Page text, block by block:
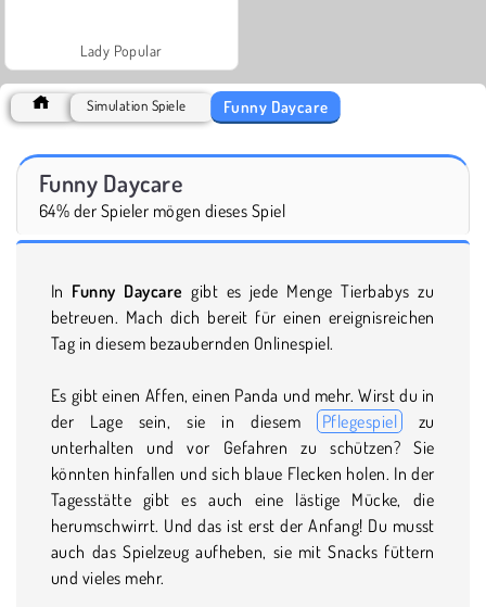
Lady Popular
Simulation Spiele Funny Daycare
Funny Daycare
64% der Spieler mögen dieses Spiel
In Funny Daycare gibt es jede Menge Tierbabys zu
betreuen. Mach dich bereit für einen ereignisreichen
Tag in diesem bezaubernden Onlinespiel.
Es gibt einen Affen, einen Panda und mehr. Wirst du in
der Lage sein, sie in diesem
Pflegespiel
zu
unterhalten und vor Gefahren zu schützen? Sie
könnten hinfallen und sich blaue Flecken holen. In der
Tagesstätte gibt es auch eine lästige Mücke, die
herumschwirrt. Und das ist erst der Anfang! Du musst
auch das Spielzeug aufheben, sie mit Snacks füttern
und vieles mehr.